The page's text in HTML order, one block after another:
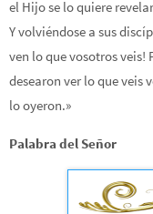
el Hijo se lo quiere
Y volviéndose a sus
ven lo que vosotros veis!
desearon ver lo que veis
lo oyeron.»
Palabra del Señor